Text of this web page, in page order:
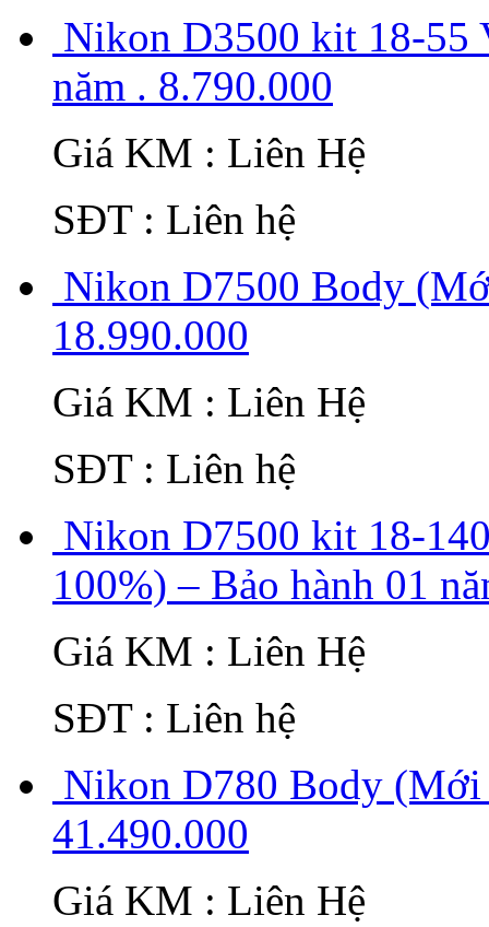
Nikon D3500 kit 18-55
năm . 8.790.000
Giá KM : Liên Hệ
SĐT : Liên hệ
Nikon D7500 Body
18.990.000
Giá KM : Liên Hệ
SĐT : Liên hệ
Nikon D7500 kit 18-
100%) – Bảo hành 01
Giá KM : Liên Hệ
SĐT : Liên hệ
Nikon D780 Body (Mới
41.490.000
Giá KM : Liên Hệ